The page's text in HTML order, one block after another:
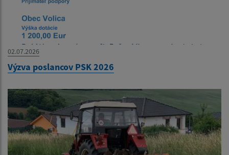
02.07.2026
Výzva poslancov PSK 2026